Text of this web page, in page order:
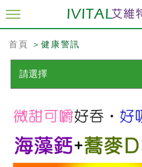
首頁 ＞健康警訊